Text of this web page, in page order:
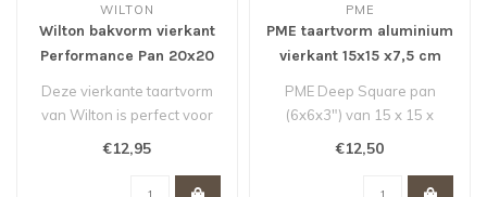
WILTON
Wilton bakvorm vierkant
Performance Pan 20x20
Deze vierkante taartvorm
van Wilton is perfect voor
stapeltaarten voor bruiloft..
€12,95
PME
PME taartvorm aluminium
vierkant 15x15 x7,5 cm
PME Deep Square pan
(6x6x3") van 15 x 15 x
7,5cm.
€12,50